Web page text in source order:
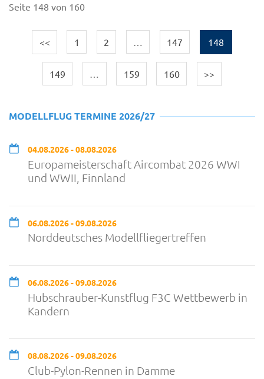
Seite 148 von 160
<< 1 2 … 147 148
149 159 160 >>
MODELLFLUG TERMINE 2026/27
04.08.2026 - 08.08.2026
Europameisterschaft Aircombat 2026 WWI
und WWII, Finnland
06.08.2026 - 09.08.2026
Norddeutsches Modellfliegertreffen
06.08.2026 - 09.08.2026
Hubschrauber-Kunstflug F3C Wettbewerb in
Kandern
08.08.2026 - 09.08.2026
Club-Pylon-Rennen in Damme